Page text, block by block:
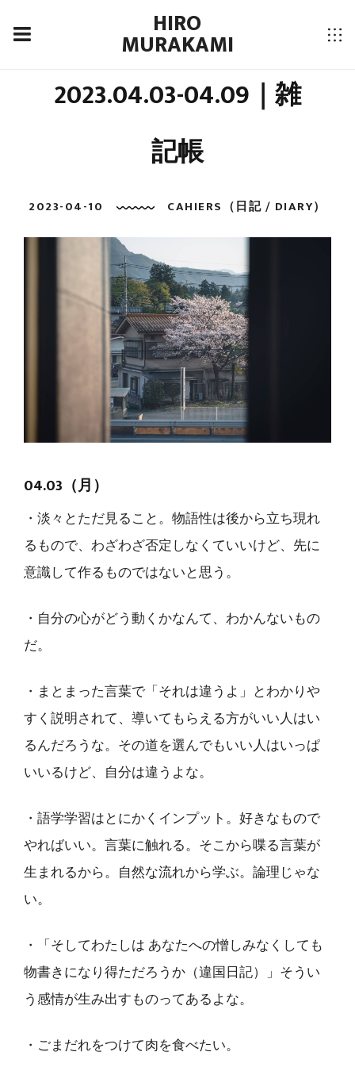
HIRO
MURAKAMI
2023.04.03-04.09｜雑
記帳
2023-04-10 CAHIERS（日記 / DIARY）
04.03（月）
・淡々とただ見ること。物語性は後から立ち現れ
るもので、わざわざ否定しなくていいけど、先に
意識して作るものではないと思う。
・自分の心がどう動くかなんて、わかんないもの
だ。
・まとまった言葉で「それは違うよ」とわかりや
すく説明されて、導いてもらえる方がいい人はい
るんだろうな。その道を選んでもいい人はいっぱ
いいるけど、自分は違うよな。
・語学学習はとにかくインプット。好きなもので
やればいい。言葉に触れる。そこから喋る言葉が
生まれるから。自然な流れから学ぶ。論理じゃな
い。
・「そしてわたしは あなたへの憎しみなくしても
物書きになり得ただろうか（違国日記）」そうい
う感情が生み出すものってあるよな。
・ごまだれをつけて肉を食べたい。